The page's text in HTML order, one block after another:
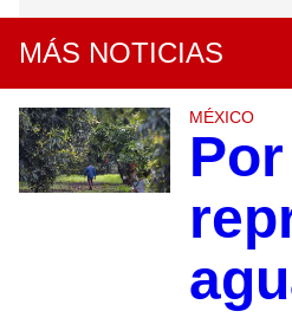
MÁS NOTICIAS
MÉXICO